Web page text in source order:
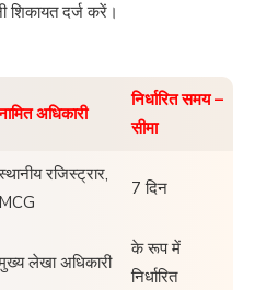
शिकायत दर्ज करें।
अधिकारी
निर्धारित समय –
सीमा
रजिस्ट्रार,
MCG
7 दिन
लेखा अधिकारी
के रूप में
निर्धारित